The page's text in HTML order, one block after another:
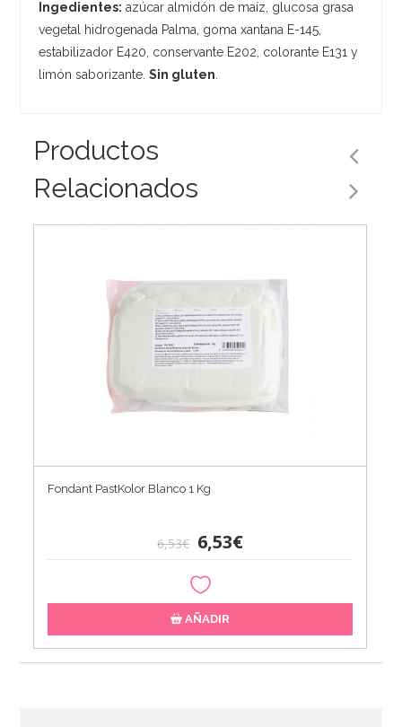
Ingedientes: azúcar almidón de maíz, glucosa grasa
vegetal hidrogenada Palma, goma xantana E-145,
estabilizador E420, conservante E202, colorante E131 y
limón saborizante.Sin gluten
Productos
Relacionados
Fondant PastKolor Blanco 1 Kg
6,53€ 6,53€
AÑADIR